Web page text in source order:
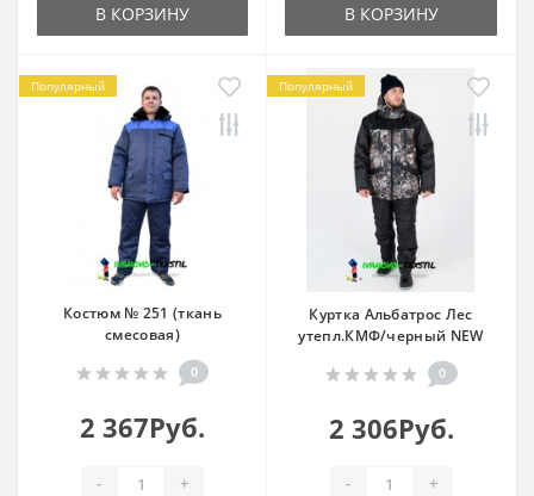
В КОРЗИНУ В КОРЗИНУ
Популярный
Костюм № 251 (ткань
смесовая)
0
2 367Руб.
- +
Популярный
Куртка Альбатрос Лес
утепл.КМФ/черный NEW
0
2 306Руб.
- +